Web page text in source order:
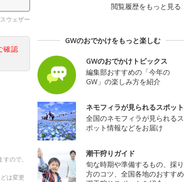
ウェザー
確認
ので、
は変更
閲覧履歴をもっと見る
GWのおでかけをもっと楽しむ
GWのおでかけトピックス
編集部おすすめの「今年の
GW」の楽しみ方を紹介
ネモフィラが見られるスポット
全国のネモフィラが見られるス
ポット情報などをお届け
潮干狩りガイド
旬な時期や準備するもの、採り
方のコツ、全国各地のおすすめ